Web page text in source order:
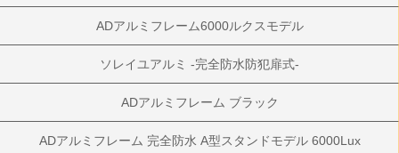
ADアルミフレーム6000ルクスモデル
ソレイユアルミ -完全防水防犯扉式-
ADアルミフレーム ブラック
ADアルミフレーム 完全防水 A型スタンドモデル 6000Lux